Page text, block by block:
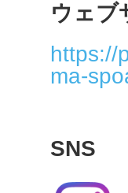
ウェブ
https://
ma-
SNS